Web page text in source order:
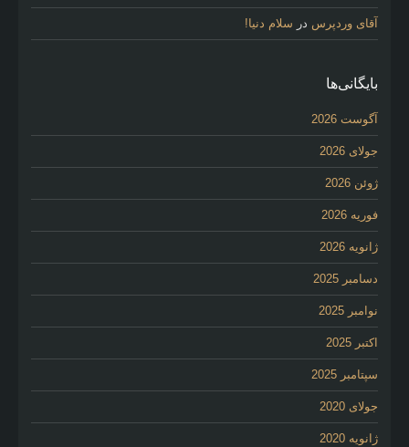
آقای وردپرس در سلام دنیا!
بایگانی‌ها
آگوست 2026
جولای 2026
ژوئن 2026
فوریه 2026
ژانویه 2026
دسامبر 2025
نوامبر 2025
اکتبر 2025
سپتامبر 2025
جولای 2020
ژانویه 2020